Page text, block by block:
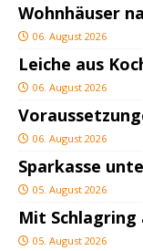
Wohnhäuser
06. August 2026
Leiche aus
06. August 2026
06. August 2026
Sparkasse
05. August 2026
Mit Schlagring
05. August 2026